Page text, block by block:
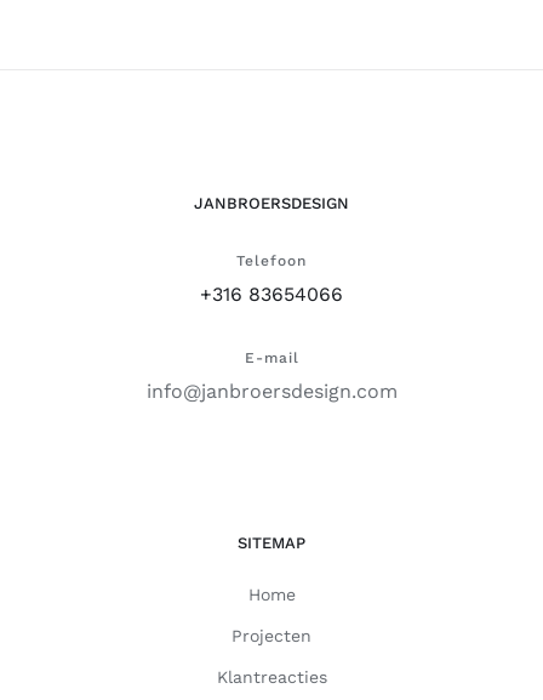
JANBROERSDESIGN
Telefoon
+316 83654066
E-mail
info@janbroersdesign.com
SITEMAP
Home
Projecten
Klantreacties